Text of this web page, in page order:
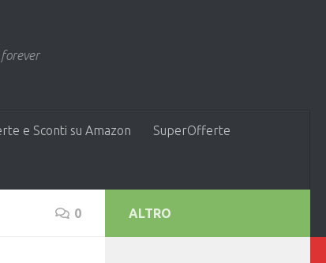
e Sconti su Amazon SuperOfferte
0 ALTRO